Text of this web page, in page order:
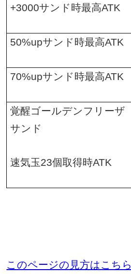
+3000サンド時最高ATK
50%upサンド時最高ATK
70%upサンド時最高ATK
覚醒ゴールデンフリーザ
サンド
速気玉23個取得時ATK
このページの見方はこちら